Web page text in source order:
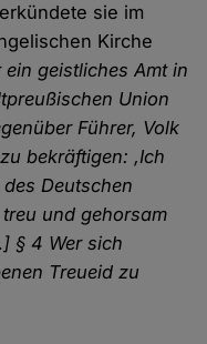
sie im
Kirche
ein geistliches Amt in
Union
Führer, Volk
bekräftigen: ‚Ich
Deutschen
und gehorsam
§ 4 Wer sich
Treueid zu